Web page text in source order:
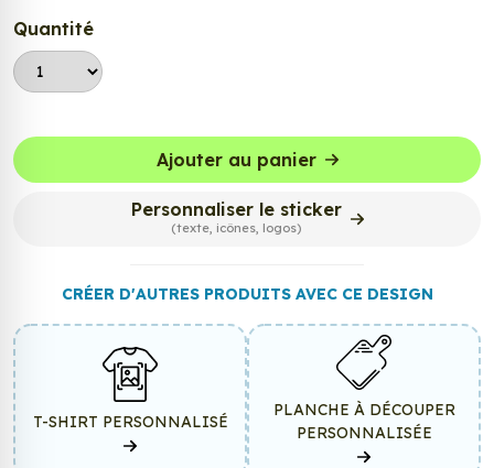
Quantité
Ajouter au panier
Personnaliser le sticker
(texte, icônes, logos)
CRÉER D'AUTRES PRODUITS AVEC CE DESIGN
T-SHIRT PERSONNALISÉ
PLANCHE À DÉCOUPER
PERSONNALISÉE